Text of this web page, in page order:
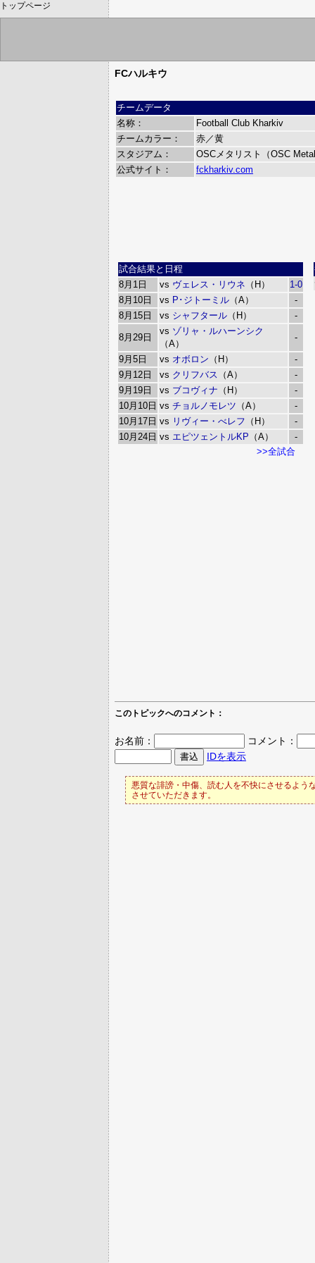
トップページ
FCハルキウ
チームデータ
名称：
Football Club Kharkiv
チームカラー：
赤／黄
スタジアム：
OSCメタリスト（OSC
公式サイト：
fckharkiv.com
試合結果と日程
8月1日
vs ヴェレス・リウネ （H）
1-0
8月10日
vs P･ジトーミル （A）
-
8月15日
vs シャフタール （H） -
8月29日
vs ゾリャ・ルハーンシク
（A）
-
9月5日 vs オボロン （H）
-
9月12日
vs クリフバス （A）
-
9月19日
vs ブコヴィナ （H）
-
10月10日 vs チョルノモレツ （A）
-
10月17日 vs リヴィー・べレフ （H）
-
10月24日 vs エピツェントルKP （A）
-
>>全試合
このトピックへのコメント：
お名前：
コメント：
IDを表示
悪質な誹謗・中傷、読む人を不快にさせるよう
させていただきます。